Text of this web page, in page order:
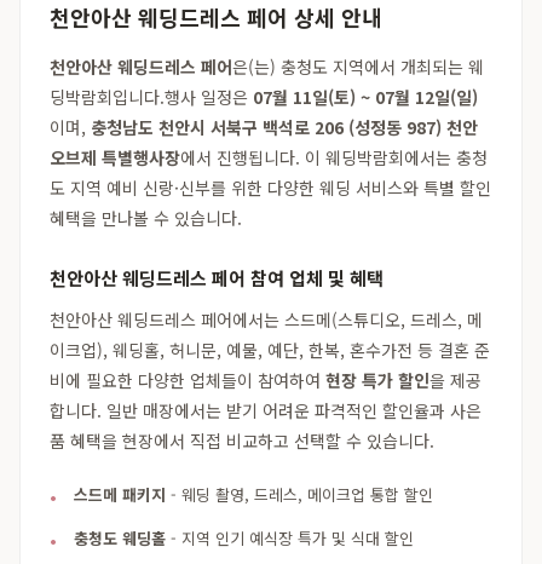
천안아산 웨딩드레스 페어 상세 안내
천안아산 웨딩드레스 페어은(는) 충청도 지역에서 개최되는 웨
딩박람회입니다.행사 일정은 07월 11일(토) ~ 07월 12일(일)
이며, 충청남도 천안시 서북구 백석로 206 (성정동 987) 천안
오브제 특별행사장에서 진행됩니다. 이 웨딩박람회에서는 충청
도 지역 예비 신랑·신부를 위한 다양한 웨딩 서비스와 특별 할인
혜택을 만나볼 수 있습니다.
천안아산 웨딩드레스 페어 참여 업체 및 혜택
천안아산 웨딩드레스 페어에서는 스드메(스튜디오, 드레스, 메
이크업), 웨딩홀, 허니문, 예물, 예단, 한복, 혼수가전 등 결혼 준
비에 필요한 다양한 업체들이 참여하여 현장 특가 할인을 제공
합니다. 일반 매장에서는 받기 어려운 파격적인 할인율과 사은
품 혜택을 현장에서 직접 비교하고 선택할 수 있습니다.
스드메 패키지 - 웨딩 촬영, 드레스, 메이크업 통합 할인
충청도 웨딩홀 - 지역 인기 예식장 특가 및 식대 할인